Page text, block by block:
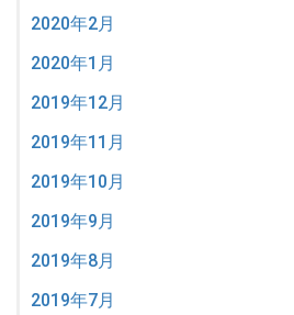
2020年2月
2020年1月
2019年12月
2019年11月
2019年10月
2019年9月
2019年8月
2019年7月